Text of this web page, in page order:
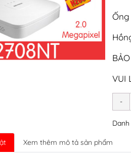
VUI
Xem thêm mô tả sản phẩm